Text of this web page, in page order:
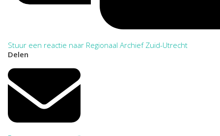
Stuur een reactie naar Regionaal Archief Zuid-Utrecht
Delen